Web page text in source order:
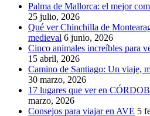
Palma de Mallorca: el mejor
25 julio, 2026
Qué ver Chinchilla de
medieval 6 junio, 2026
Cinco animales increíbles para
15 abril, 2026
Camino de Santiago: Un viaje,
30 marzo, 2026
17 lugares que ver en
marzo, 2026
Consejos para viajar en AVE 5